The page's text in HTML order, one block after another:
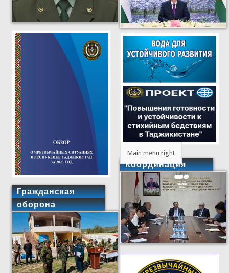
Гражданская
оборона
Main menu right
Координация